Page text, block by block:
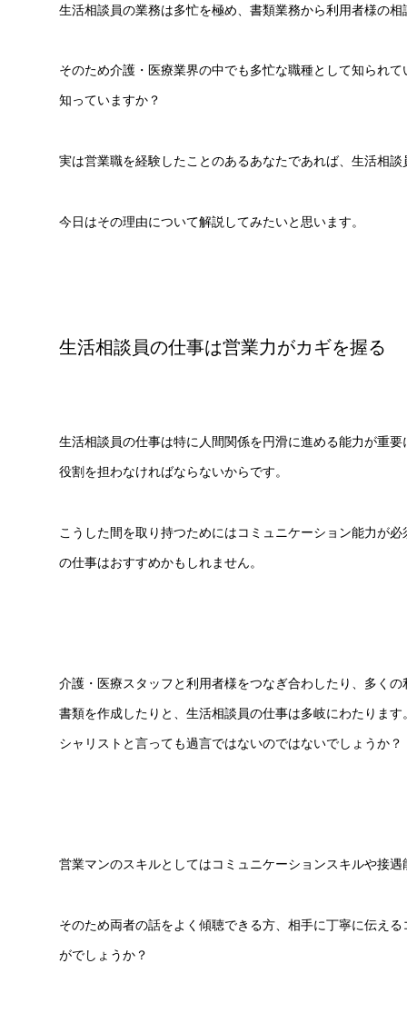
生活相談員の業務は多忙を極め、書類業務から利用者様の
そのため介護・医療業界の中でも多忙な職種として知られ
知っていますか？
実は営業職を経験したことのあるあなたであれば、生活相
今日はその理由について解説してみたいと思います。
生活相談員の仕事は営業力がカギを握る
生活相談員の仕事は特に人間関係を円滑に進める能力が重
役割を担わなければならないからです。
こうした間を取り持つためにはコミュニケーション能力が
の仕事はおすすめかもしれません。
介護・医療スタッフと利用者様をつなぎ合わしたり、多く
書類を作成したりと、生活相談員の仕事は多岐にわたりま
シャリストと言っても過言ではないのではないでしょうか？
営業マンのスキルとしてはコミュニケーションスキルや接遇
そのため両者の話をよく傾聴できる方、相手に丁寧に伝え
がでしょうか？